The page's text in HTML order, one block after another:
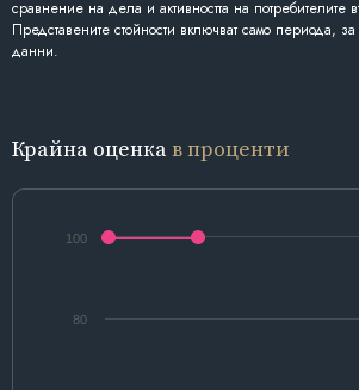
сравнение на дела и активността на потребителите
Представените стойности включват само периода,
данни.
Крайна оценкав проценти
80
100